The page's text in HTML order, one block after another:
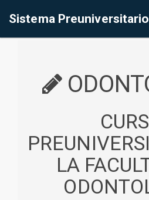
Sistema Preuniversitario
LA